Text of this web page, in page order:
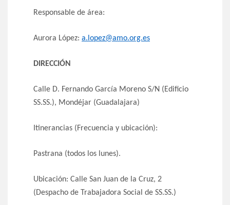
Responsable de área:
Aurora López: a.lopez@amo.org.es
DIRECCIÓN
Calle D. Fernando García Moreno S/N (Edificio
SS.SS.), Mondéjar (Guadalajara)
Itinerancias (Frecuencia y ubicación):
Pastrana (todos los lunes).
Ubicación: Calle San Juan de la Cruz, 2
(Despacho de Trabajadora Social de SS.SS.)